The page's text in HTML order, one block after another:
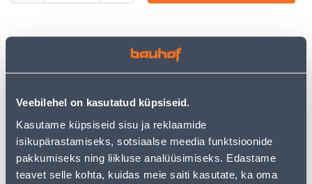
Veebilehel on kasutatud küpsiseid.
Kasutame küpsiseid sisu ja reklaamide
isikupärastamiseks, sotsiaalse meedia funktsioonide
pakkumiseks ning liikluse analüüsimiseks. Edastame
teavet selle kohta, kuidas meie saiti kasutate, ka oma
Посмотреть наличие
• Roosa küünlaalus.
• Mõõtmed 8 x 11 cm.
• 14-päevane tagastusõigus.
Предполагаемая доставка 3,69 € от 2-5 tööpäeva